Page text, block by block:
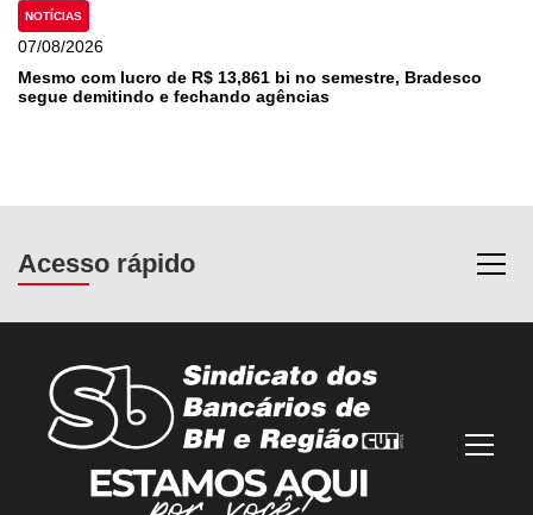
NOTÍCIAS
07/08/2026
Mesmo com lucro de R$ 13,861 bi no semestre, Bradesco
segue demitindo e fechando agências
Acesso rápido